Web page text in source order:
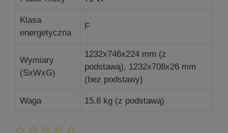
Klasa
energetyczna
F
Wymiary
(SxWxG)
1232x746x224 mm (z
podstawą), 1232x708x26 mm
(bez podstawy)
Waga 15.8 kg (z podstawą)